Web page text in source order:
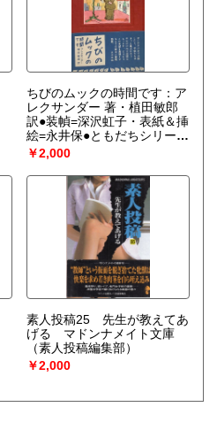
ちびのムックの時間です：ア
レクサンダー 著・植田敏郎
訳●装幀=深沢虹子・表紙＆挿
絵=永井保●ともだちシリーズ
3 （アレクサンダー：訳=植
田敏郎）
￥2,000
素人投稿25 先生が教えてあ
げる マドンナメイト文庫
（素人投稿編集部）
￥2,000